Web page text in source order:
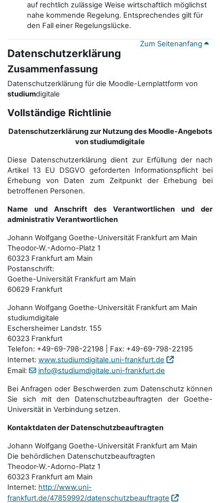
auf rechtlich zulässige Weise wirtschaftlich möglichst
nahe kommende Regelung. Entsprechendes gilt für
den Fall einer Regelungslücke.
Zum Seitenanfang
Datenschutzerklärung
Zusammenfassung
Datenschutzerklärung für die Moodle-Lernplattform von
studiumdigitale
Vollständige Richtlinie
Datenschutzerklärung zur Nutzung des Moodle-Angebots
von studiumdigitale
Diese Datenschutzerklärung dient zur Erfüllung der nach
Artikel 13 EU DSGVO geforderten Informationspflicht bei
Erhebung von Daten zum Zeitpunkt der Erhebung bei
betroffenen Personen.
Name und Anschrift des Verantwortlichen und der
administrativ Verantwortlichen
Johann Wolfgang Goethe-Universität Frankfurt am Main
Theodor-W.-Adorno-Platz 1
60323 Frankfurt am Main
Postanschrift:
Goethe-Universität Frankfurt am Main
60629 Frankfurt
Johann Wolfgang Goethe-Universität Frankfurt am Main
studiumdigitale
Eschersheimer Landstr. 155
60323 Frankfurt
Telefon: +49-69-798-22198 | Fax: +49-69-798-22195
Internet: www.studiumdigitale.uni-frankfurt.de
Email:
info@studiumdigitale.uni-frankfurt.de
Bei Anfragen oder Beschwerden zum Datenschutz können
Sie sich mit den Datenschutz­beauftragten der Goethe-
Universität in Verbindung setzen.
Kontaktdaten der Datenschutzbeauftragten
Johann Wolfgang Goethe-Universität Frankfurt am Main
Die behördlichen Datenschutzbeauftragten
Theodor-W.-Adorno-Platz 1
60323 Frankfurt am Main
Internet: http://www.uni-
frankfurt.de/47859992/datenschutzbeauftragte